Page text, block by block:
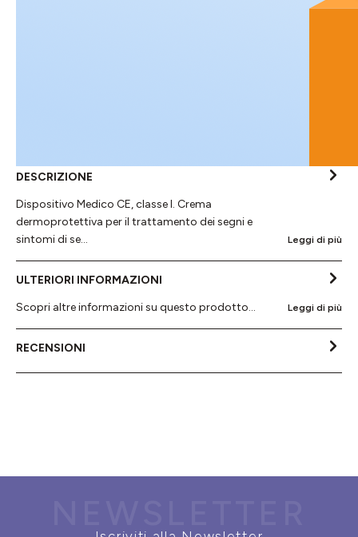
DESCRIZIONE
Dispositivo Medico CE, classe I. Crema
dermoprotettiva per il trattamento dei segni e
sintomi di se…
Leggi di più
ULTERIORI INFORMAZIONI
Scopri altre informazioni su questo prodotto...
Leggi di più
RECENSIONI